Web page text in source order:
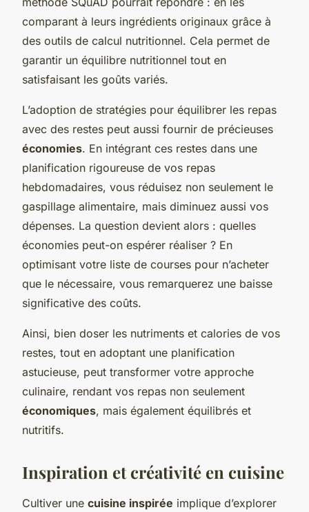
comparant à leurs ingrédients originaux grâce à
des outils de calcul nutritionnel. Cela permet de
garantir un équilibre nutritionnel tout en
satisfaisant les goûts variés.
L’adoption de stratégies pour équilibrer les repas
avec des restes peut aussi fournir de précieuses
économies. En intégrant ces restes dans une
planification rigoureuse de vos repas
hebdomadaires, vous réduisez non seulement le
gaspillage alimentaire, mais diminuez aussi vos
dépenses. La question devient alors : quelles
économies peut-on espérer réaliser ? En
optimisant votre liste de courses pour n’acheter
que le nécessaire, vous remarquerez une baisse
significative des coûts.
Ainsi, bien doser les nutriments et calories de vos
restes, tout en adoptant une planification
astucieuse, peut transformer votre approche
culinaire, rendant vos repas non seulement
économiques, mais également équilibrés et
nutritifs.
Inspiration et créativité en cuisine
Cultiver une cuisine inspirée implique d’explorer